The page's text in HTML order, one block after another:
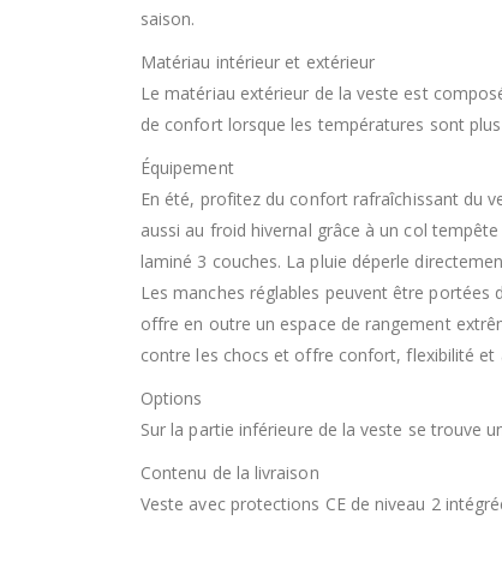
saison.
Matériau intérieur et extérieur
Le matériau extérieur de la veste est
de confort lorsque les températures sont
Équipement
En été, profitez du confort rafraîchissant du
aussi au froid hivernal grâce à un col
laminé 3 couches. La pluie déperle
Les manches réglables peuvent être portées
offre en outre un espace de rangement
contre les chocs et offre confort, flexibilité et
Options
Sur la partie inférieure de la veste se trouve
Contenu de la livraison
Veste avec protections CE de niveau 2